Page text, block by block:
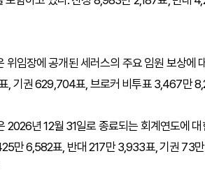
위임장에 공개된 세러스의 주요 임원 보상에
, 기권 629,704표, 브로커 비투표 3,467만
2026년 12월 31일로 종료되는 회계연도에
만 6,582표, 반대 217만 3,933표, 기권 73